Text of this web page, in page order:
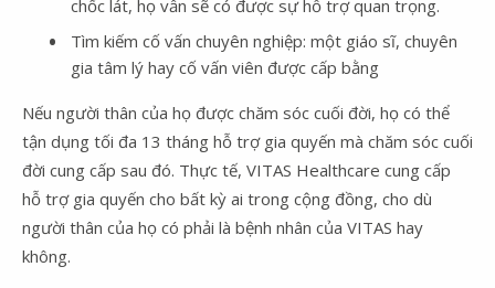
chốc lát, họ vẫn sẽ có được sự hỗ trợ quan trọng.
Tìm kiếm cố vấn chuyên nghiệp: một giáo sĩ, chuyên
gia tâm lý hay cố vấn viên được cấp bằng
Nếu người thân của họ được chăm sóc cuối đời, họ có thể
tận dụng tối đa 13 tháng hỗ trợ gia quyến mà chăm sóc cuối
đời cung cấp sau đó. Thực tế, VITAS Healthcare cung cấp
hỗ trợ gia quyến cho bất kỳ ai trong cộng đồng, cho dù
người thân của họ có phải là bệnh nhân của VITAS hay
không.